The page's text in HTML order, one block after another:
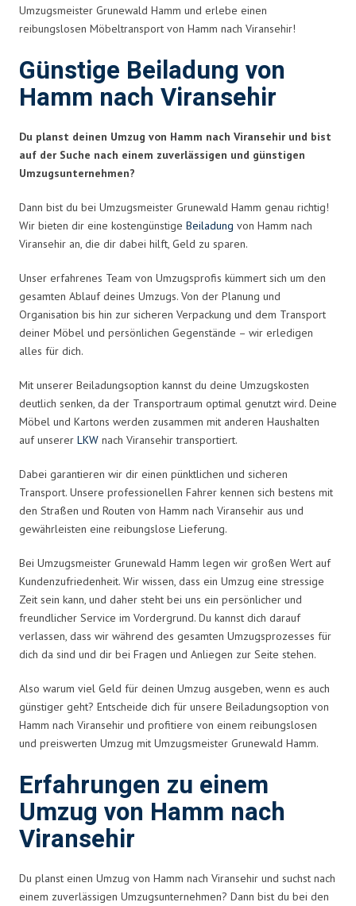
Umzugsmeister Grunewald Hamm und erlebe einen
reibungslosen Möbeltransport von Hamm nach Viransehir!
Günstige Beiladung von
Hamm nach Viransehir
Du planst deinen Umzug von Hamm nach Viransehir und bist
auf der Suche nach einem zuverlässigen und günstigen
Umzugsunternehmen?
Dann bist du bei Umzugsmeister Grunewald Hamm genau richtig!
Wir bieten dir eine kostengünstige Beiladung von Hamm nach
Viransehir an, die dir dabei hilft, Geld zu sparen.
Unser erfahrenes Team von Umzugsprofis kümmert sich um den
gesamten Ablauf deines Umzugs. Von der Planung und
Organisation bis hin zur sicheren Verpackung und dem Transport
deiner Möbel und persönlichen Gegenstände – wir erledigen
alles für dich.
Mit unserer Beiladungsoption kannst du deine Umzugskosten
deutlich senken, da der Transportraum optimal genutzt wird. Deine
Möbel und Kartons werden zusammen mit anderen Haushalten
auf unserer LKW nach Viransehir transportiert.
Dabei garantieren wir dir einen pünktlichen und sicheren
Transport. Unsere professionellen Fahrer kennen sich bestens mit
den Straßen und Routen von Hamm nach Viransehir aus und
gewährleisten eine reibungslose Lieferung.
Bei Umzugsmeister Grunewald Hamm legen wir großen Wert auf
Kundenzufriedenheit. Wir wissen, dass ein Umzug eine stressige
Zeit sein kann, und daher steht bei uns ein persönlicher und
freundlicher Service im Vordergrund. Du kannst dich darauf
verlassen, dass wir während des gesamten Umzugsprozesses für
dich da sind und dir bei Fragen und Anliegen zur Seite stehen.
Also warum viel Geld für deinen Umzug ausgeben, wenn es auch
günstiger geht? Entscheide dich für unsere Beiladungsoption von
Hamm nach Viransehir und profitiere von einem reibungslosen
und preiswerten Umzug mit Umzugsmeister Grunewald Hamm.
Erfahrungen zu einem
Umzug von Hamm nach
Viransehir
Du planst einen Umzug von Hamm nach Viransehir und suchst nach
einem zuverlässigen Umzugsunternehmen? Dann bist du bei den